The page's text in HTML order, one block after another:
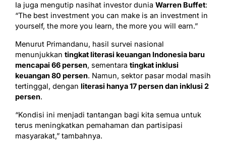
Ia juga mengutip nasihat investor dunia Warren Buffet:
“The best investment you can make is an investment in
yourself, the more you learn, the more you will earn.”
Menurut Primandanu, hasil survei nasional
menunjukkan tingkat literasi keuangan Indonesia baru
mencapai 66 persen, sementara tingkat inklusi
keuangan 80 persen. Namun, sektor pasar modal masih
tertinggal, dengan literasi hanya 17 persen dan inklusi 2
persen.
“Kondisi ini menjadi tantangan bagi kita semua untuk
terus meningkatkan pemahaman dan partisipasi
masyarakat,” tambahnya.